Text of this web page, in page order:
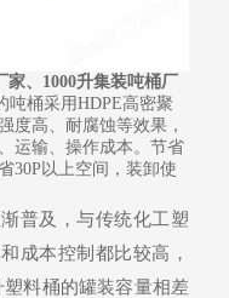
家、 1000升集装吨桶厂
吨桶采用HDPE高密聚
度高、耐腐蚀等效果，
运输、操作成本。节省
30P以上空间，装卸使
普及，与传统化工塑
成本控制都比较高，
料桶的罐装容量相差